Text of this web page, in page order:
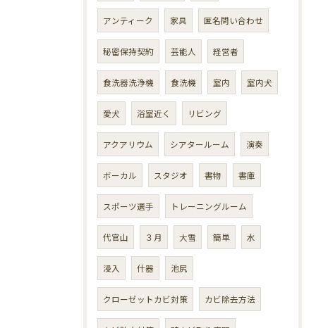
アンティーク 家具 匿名問い合わせ
秘密保持契約 芸能人 経営者
食洗器洗浄機 食洗機 室内 室内犬
愛犬 浴室近く リビング
アクアリウム シアタールーム 演奏
ボーカル スタジオ 書物 書庫
スポーツ選手 トレーニングルーム
代官山 ３月 大雪 簡単 水
浸入 什器 池尻
クローゼットカビ対策 カビ除去方法